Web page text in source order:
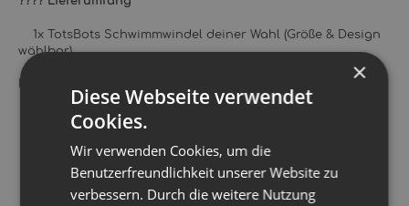
1x TotsBots Schwimmwindel deiner Wahl (Größe & Design
wählbar)
Außenmaterial: 100% recyceltes Polyester (rPET)
Innenmaterial: 100% Polyester (Microfleece)
×
Diese Webseite verwendet
Cookies.
Wir verwenden Cookies, um die
Benutzerfreundlichkeit unserer Website zu
verbessern. Durch die weitere Nutzung